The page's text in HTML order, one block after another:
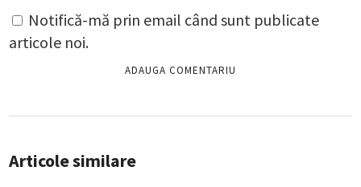
Notifică-mă prin email când sunt publicate
articole noi.
Articole similare